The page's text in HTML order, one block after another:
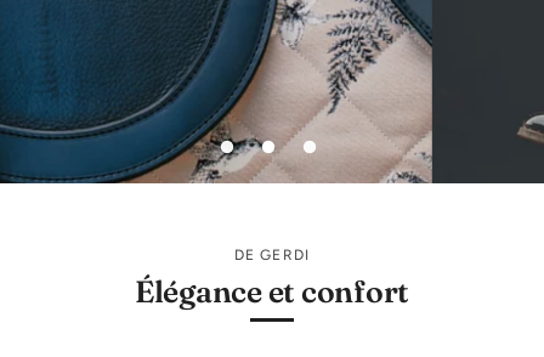
DE GERDI
Élégance et confort